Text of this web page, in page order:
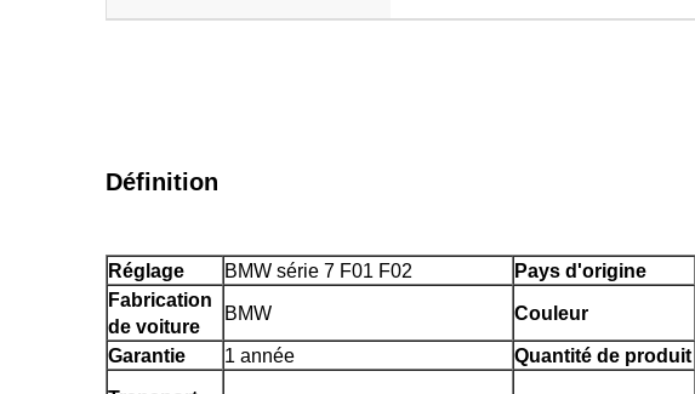
Définition
Réglage BMW série 7 F01 F02 Pays d'origine
Fabrication
de voiture
BMW Couleur
Garantie 1 année Quantité de produit